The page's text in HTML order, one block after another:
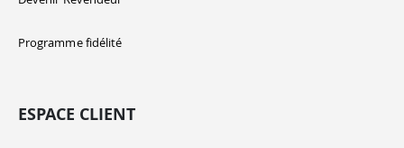
Programme fidélité
ESPACE CLIENT